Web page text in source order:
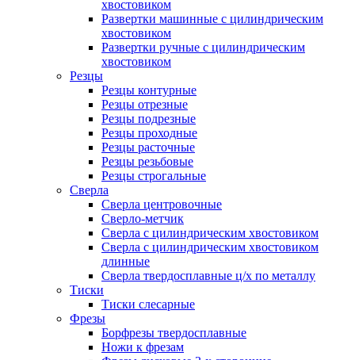
хвостовиком
Развертки машинные с цилиндрическим
хвостовиком
Развертки ручные с цилиндрическим
хвостовиком
Резцы
Резцы контурные
Резцы отрезные
Резцы подрезные
Резцы проходные
Резцы расточные
Резцы резьбовые
Резцы строгальные
Сверла
Сверла центровочные
Сверло-метчик
Сверла с цилиндрическим хвостовиком
Сверла с цилиндрическим хвостовиком
длинные
Сверла твердосплавные ц/х по металлу
Тиски
Тиски слесарные
Фрезы
Борфрезы твердосплавные
Ножи к фрезам